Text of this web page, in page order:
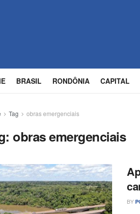
BRASIL RONDÔNIA CAPITAL
Tag obras emergenciais
obras emergenciais
BY